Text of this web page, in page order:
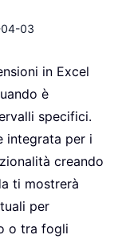
03
in Excel
è
specifici.
integrata per i
creando
ti mostrerà
per
o tra fogli